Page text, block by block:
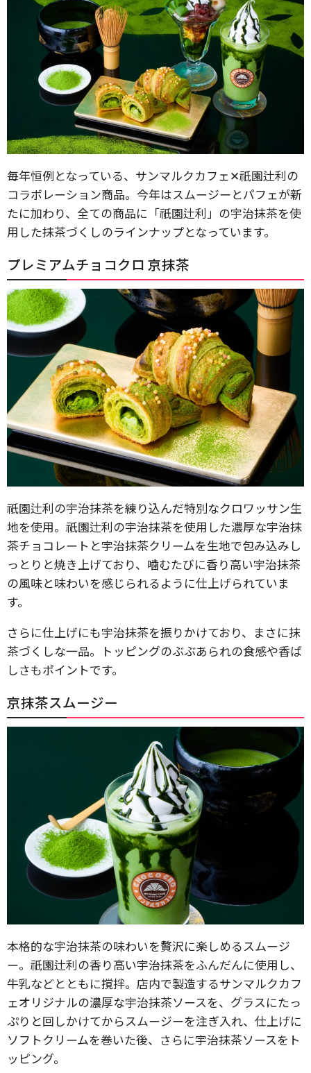
毎年恒例となっている、サンマルクカフェ✕祇園辻利の
コラボレーション商品。今年はスムージーとパフェが新
たに加わり、全ての商品に「祇園辻利」の宇治抹茶を使
用した抹茶づくしのラインナップとなっています。
プレミアムチョコクロ 京抹茶
祇園辻利の宇治抹茶を練り込んだ特別なクロワッサン生
地を使用。祇園辻利の宇治抹茶を使用した濃厚な宇治抹
茶チョコレートと宇治抹茶クリームを生地で包み込みし
っとりと焼き上げており、噛むたびに香り高い宇治抹茶
の風味と味わいを感じられるように仕上げられていま
す。
さらに仕上げにも宇治抹茶を振りかけており、まさに抹
茶づくしな一品。トッピングのぶぶあられの食感や香ば
しさもポイントです。
京抹茶スムージー
本格的な宇治抹茶の味わいを贅沢に楽しめるスムージ
ー。祇園辻利の香り高い宇治抹茶をふんだんに使用し、
牛乳などとともに撹拌。店内で製造するサンマルクカフ
ェオリジナルの濃厚な宇治抹茶ソースを、グラスにたっ
ぷりと回しかけてからスムージーを注ぎ入れ、仕上げに
ソフトクリームを巻いた後、さらに宇治抹茶ソースをト
ッピング。